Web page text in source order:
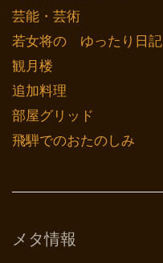
芸能・芸術
若女将の ゆったり日記
観月楼
追加料理
部屋グリッド
飛騨でのおたのしみ
メタ情報